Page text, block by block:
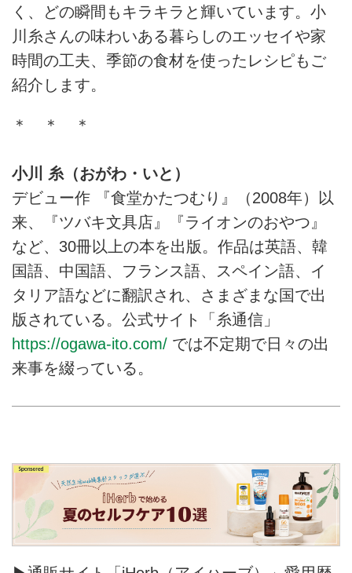
く、どの瞬間もキラキラと輝いています。小
川糸さんの味わいある暮らしのエッセイや家
時間の工夫、季節の食材を使ったレシピもご
紹介します。
＊ ＊ ＊
小川 糸（おがわ・いと）
デビュー作 『食堂かたつむり』（2008年）以
来、『ツバキ文具店』『ライオンのおやつ』
など、30冊以上の本を出版。作品は英語、韓
国語、中国語、フランス語、スペイン語、イ
タリア語などに翻訳され、さまざまな国で出
版されている。公式サイト「糸通信」
https://ogawa-ito.com/ では不定期で日々の出
来事を綴っている。